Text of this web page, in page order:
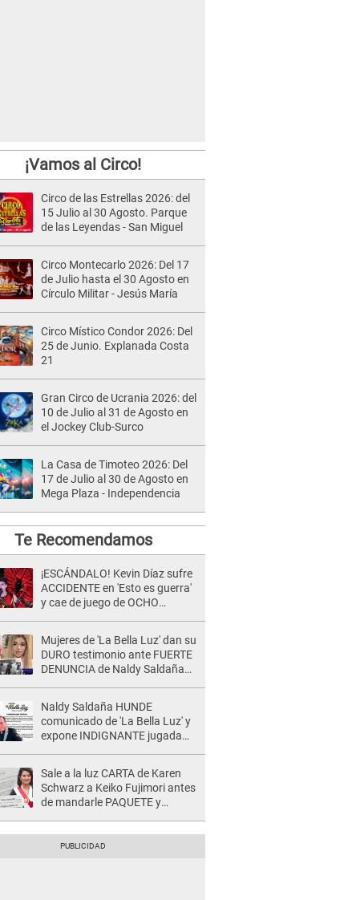
¡Vamos al Circo!
Circo de las Estrellas 2026: del
15 Julio al 30 Agosto. Parque
de las Leyendas - San Miguel
Circo Montecarlo 2026: Del 17
de Julio hasta el 30 Agosto en
Círculo Militar - Jesús María
Circo Místico Condor 2026: Del
25 de Junio. Explanada Costa
21
Gran Circo de Ucrania 2026: del
10 de Julio al 31 de Agosto en
el Jockey Club-Surco
La Casa de Timoteo 2026: Del
17 de Julio al 30 de Agosto en
Mega Plaza - Independencia
Te Recomendamos
¡ESCÁNDALO! Kevin Díaz sufre
ACCIDENTE en 'Esto es guerra'
y cae de juego de OCHO
Mujeres de 'La Bella Luz' dan su
DURO testimonio ante FUERTE
DENUNCIA de Naldy Saldaña
Naldy Saldaña HUNDE
comunicado de 'La Bella Luz' y
expone INDIGNANTE jugada
Sale a la luz CARTA de Karen
Schwarz a Keiko Fujimori antes
de mandarle PAQUETE y